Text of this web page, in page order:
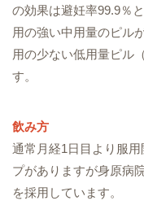
の効果は避妊率99.9％
用の強い中用量のピル
用の少ない低用量ピル
す。
飲み方
通常月経1日目より服
プがありますが身原病
を採用しています。